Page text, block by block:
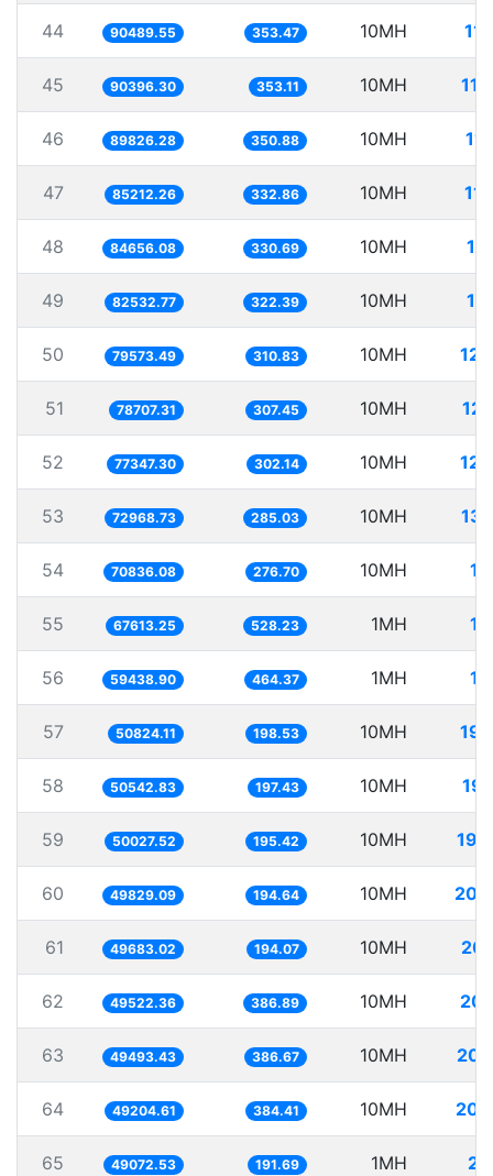
44 90489.55 353.47 10MH
45 90396.30 353.11 10MH
46 89826.28 350.88 10MH
47 85212.26 332.86 10MH
48 84656.08 330.69 10MH
49 82532.77 322.39 10MH
50 79573.49 310.83 10MH
51 78707.31 307.45 10MH
52 77347.30 302.14 10MH
53 72968.73 285.03 10MH
54 70836.08 276.70 10MH
55 67613.25 528.23 1MH
56 59438.90 464.37 1MH
57 50824.11 198.53 10MH
58 50542.83 197.43 10MH
59 50027.52 195.42 10MH
60 49829.09 194.64 10MH
61 49683.02 194.07 10MH
62 49522.36 386.89 10MH
63 49493.43 386.67 10MH
64 49204.61 384.41 10MH
65 49072.53 191.69 1MH